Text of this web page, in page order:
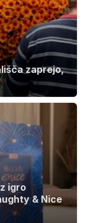
zaprejo,
igro
& Nice